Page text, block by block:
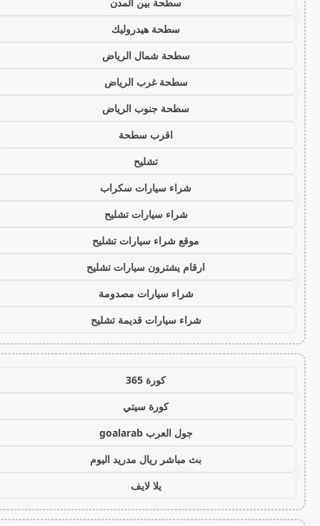
سطحة هيدروليك
سطحة شمال الرياض
سطحة غرب الرياض
سطحة جنوب الرياض
اقرب سطحة
تشليح
شراء سيارات سكراب
شراء سيارات تشليح
موقع شراء سيارات تشليح
ارقام يشترون سيارات تشليح
شراء سيارات مصدومة
شراء سيارات قديمة تشليح
كورة 365
كورة سيتي
جول العرب goalarab
بث مباشر ريال مدريد اليوم
يلا لايف